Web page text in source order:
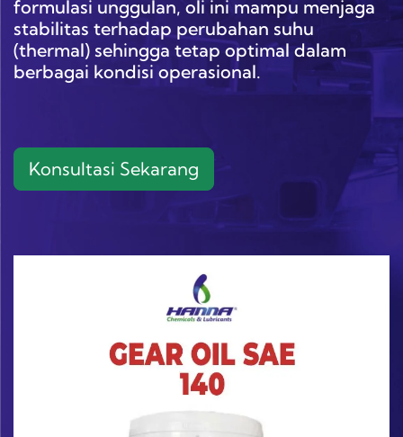
formulasi unggulan, oli ini mampu menjaga
stabilitas terhadap perubahan suhu
(thermal) sehingga tetap optimal dalam
berbagai kondisi operasional.
Konsultasi Sekarang